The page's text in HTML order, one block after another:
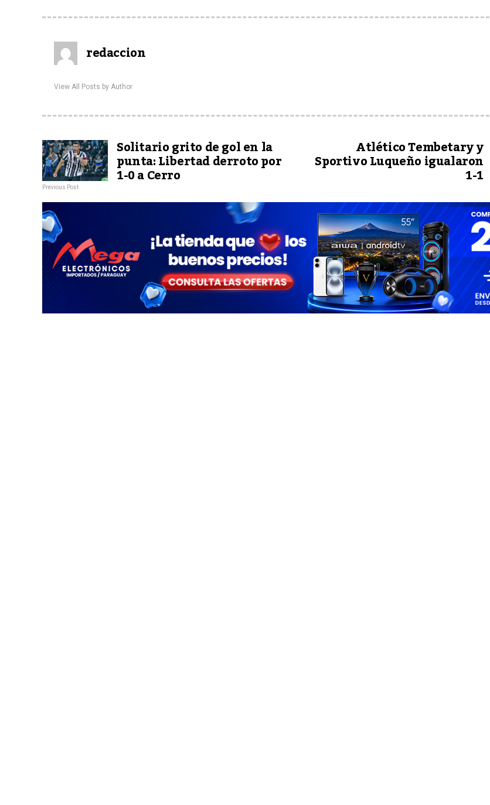
redaccion
View All Posts by Author
Solitario grito de gol en la
punta: Libertad derroto por
1-0 a Cerro
Previous Post
Atlético Tembetary y
Sportivo Luqueño igualaron
1-1